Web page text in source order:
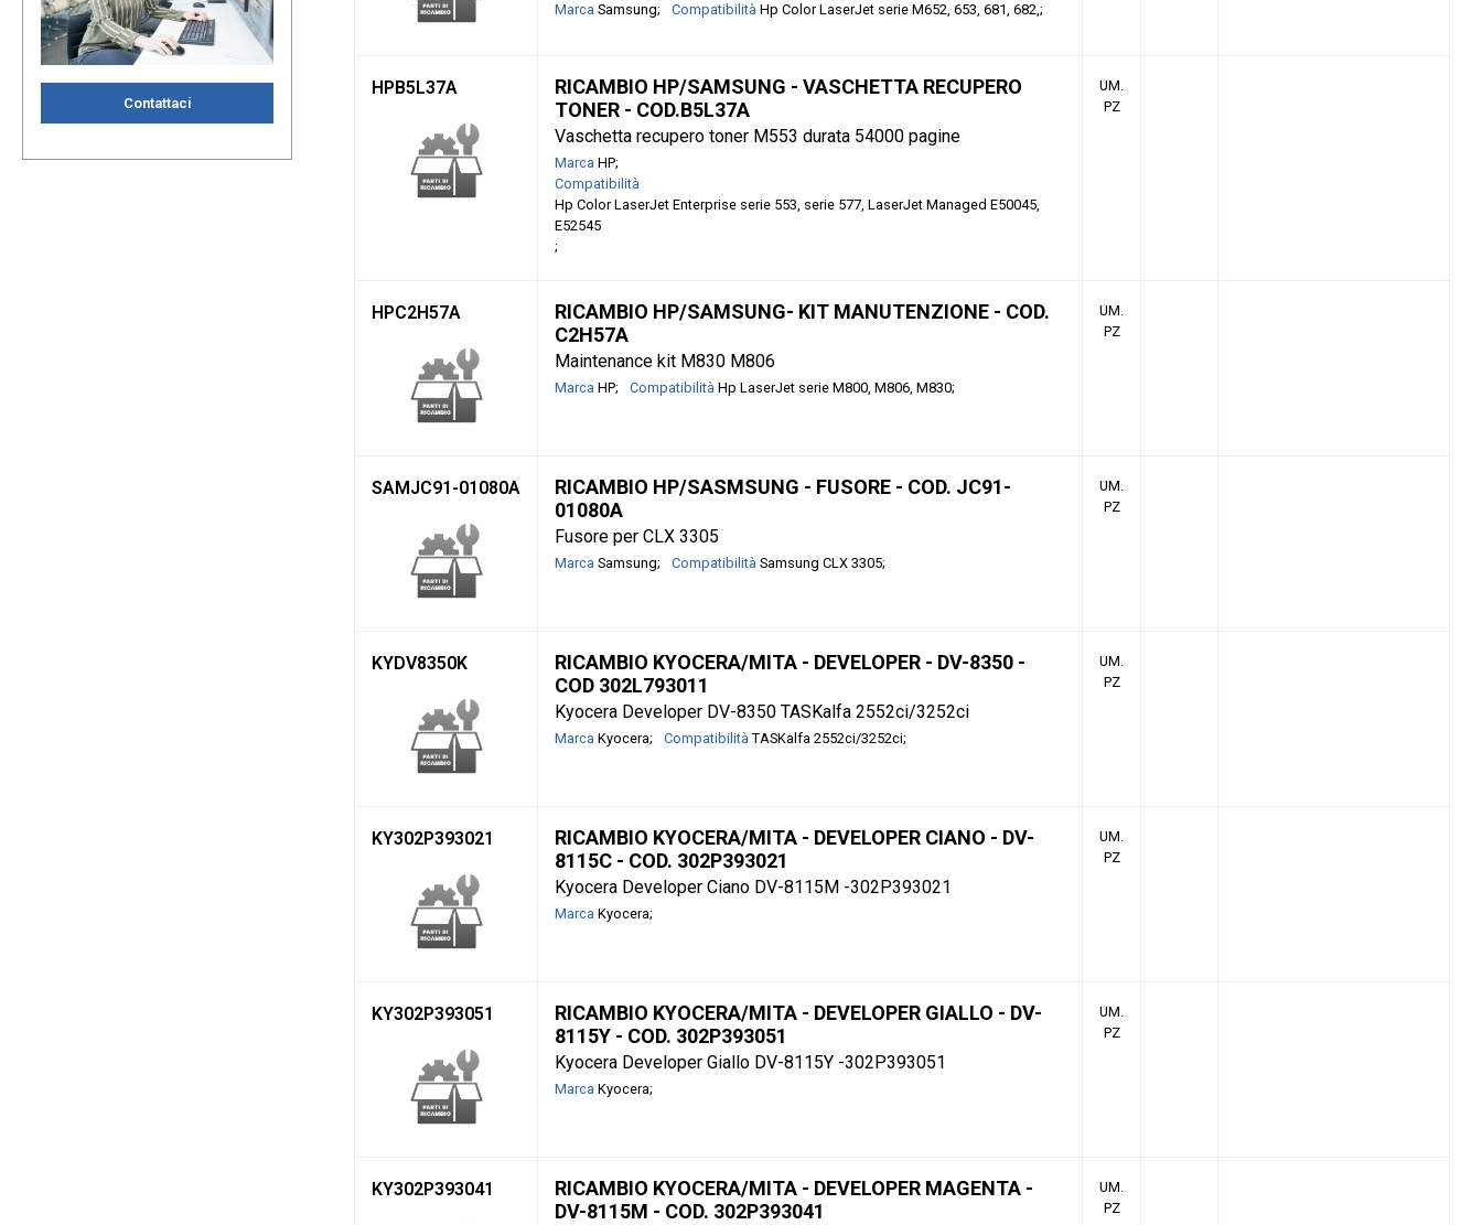
Contattaci
Marca Samsung Compatibilità Hp Color LaserJet serie M652, 653, 681, 682,
HPB5L37A
RICAMBIO HP/SAMSUNG - VASCHETTA RECUPERO
TONER - COD.B5L37A
Vaschetta recupero toner M553 durata 54000 pagine
Marca HP
Compatibilità
Hp Color LaserJet Enterprise serie 553, serie 577, LaserJet Managed E50045,
E52545
UM.
PZ
HPC2H57A
RICAMBIO HP/SAMSUNG- KIT MANUTENZIONE - COD.
C2H57A
Maintenance kit M830 M806
Marca HP Compatibilità Hp LaserJet serie M800, M806, M830
UM.
PZ
SAMJC91-01080A
RICAMBIO HP/SASMSUNG - FUSORE - COD. JC91-
01080A
Fusore per CLX 3305
Marca Samsung Compatibilità Samsung CLX 3305
UM.
PZ
KYDV8350K
RICAMBIO KYOCERA/MITA - DEVELOPER - DV-8350 -
COD 302L793011
Kyocera Developer DV-8350 TASKalfa 2552ci/3252ci
Marca Kyocera Compatibilità TASKalfa 2552ci/3252ci
UM.
PZ
KY302P393021
RICAMBIO KYOCERA/MITA - DEVELOPER CIANO - DV-
8115C - COD. 302P393021
Kyocera Developer Ciano DV-8115M -302P393021
Marca Kyocera
UM.
PZ
KY302P393051
RICAMBIO KYOCERA/MITA - DEVELOPER GIALLO - DV-
8115Y - COD. 302P393051
Kyocera Developer Giallo DV-8115Y -302P393051
Marca Kyocera
UM.
PZ
KY302P393041
RICAMBIO KYOCERA/MITA - DEVELOPER MAGENTA -
DV-8115M - COD. 302P393041
UM.
PZ